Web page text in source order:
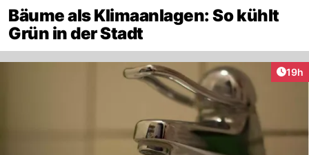
Bäume als Klimaanlagen: So kühlt
Grün in der Stadt
19h